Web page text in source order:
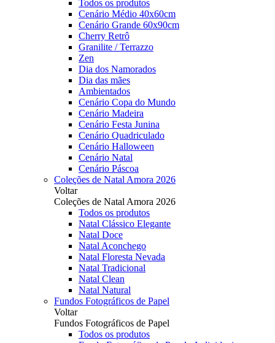
Todos os produtos
Cenário Médio 40x60cm
Cenário Grande 60x90cm
Cherry Retrô
Granilite / Terrazzo
Zen
Dia dos Namorados
Dia das mães
Ambientados
Cenário Copa do Mundo
Cenário Madeira
Cenário Festa Junina
Cenário Quadriculado
Cenário Halloween
Cenário Natal
Cenário Páscoa
Coleções de Natal Amora 2026
Voltar
Coleções de Natal Amora 2026
Todos os produtos
Natal Clássico Elegante
Natal Doce
Natal Aconchego
Natal Floresta Nevada
Natal Tradicional
Natal Clean
Natal Natural
Fundos Fotográficos de Papel
Voltar
Fundos Fotográficos de Papel
Todos os produtos